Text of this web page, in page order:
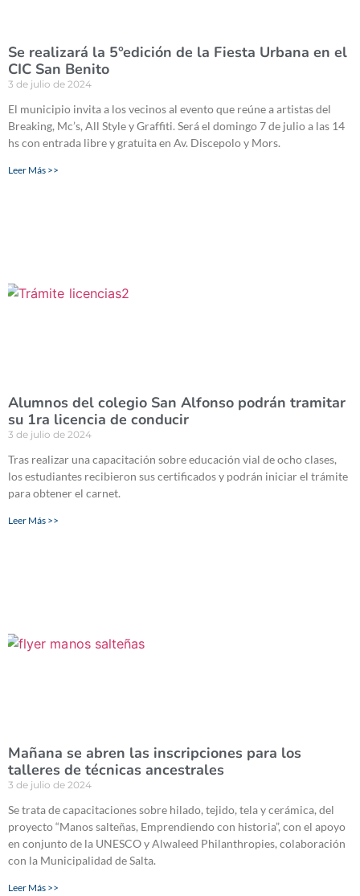
Se realizará la 5°edición de la Fiesta Urbana en el
CIC San Benito
3 de julio de 2024
El municipio invita a los vecinos al evento que reúne a artistas del
Breaking, Mc’s, All Style y Graffiti. Será el domingo 7 de julio a las 14
hs con entrada libre y gratuita en Av. Discepolo y Mors.
Leer Más >>
Alumnos del colegio San Alfonso podrán tramitar
su 1ra licencia de conducir
3 de julio de 2024
Tras realizar una capacitación sobre educación vial de ocho clases,
los estudiantes recibieron sus certificados y podrán iniciar el trámite
para obtener el carnet.
Leer Más >>
Mañana se abren las inscripciones para los
talleres de técnicas ancestrales
3 de julio de 2024
Se trata de capacitaciones sobre hilado, tejido, tela y cerámica, del
proyecto “Manos salteñas, Emprendiendo con historia”, con el apoyo
en conjunto de la UNESCO y Alwaleed Philanthropies, colaboración
con la Municipalidad de Salta.
Leer Más >>